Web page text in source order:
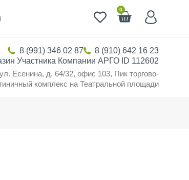
0
8 (991) 346 02 87
8 (910) 642 16 23
Участника Компании АРГО ID 112602
Есенина, д. 64/32, офис 103, Пик торгово-
комплекс на Театральной площади